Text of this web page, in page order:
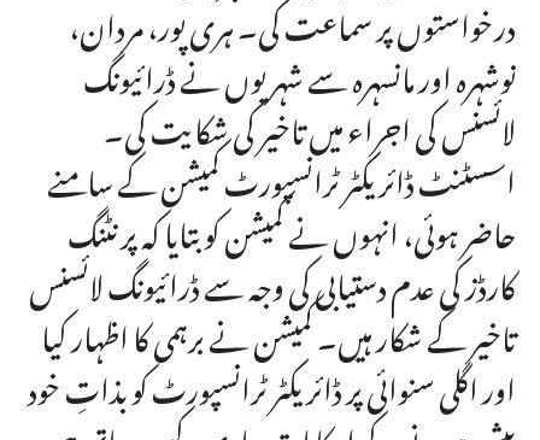
درخواستوں پر سماعت کی۔ ہری پور، مردان،
نوشہرہ اور مانسہرہ سے شہریوں نے ڈرائیونگ
لائسنس کی اجراء میں تاخیر کی شکایت کی۔
اسسٹنٹ ڈائریکٹر ٹرانسپورٹ کمیشن کے سامنے
حاضر ہوئی، انہوں نے کمیشن کو بتایا کہ پرنٹنگ
کارڈز کی عدم دستیابی کی وجہ سے ڈرائیونگ لائسنس
تاخیر کے شکار ہیں۔ کمیشن نے برہمی کا اظہار کیا
اور اگلی سنوائی پر ڈائریکٹر ٹرانسپورٹ کو بذاتِ خود